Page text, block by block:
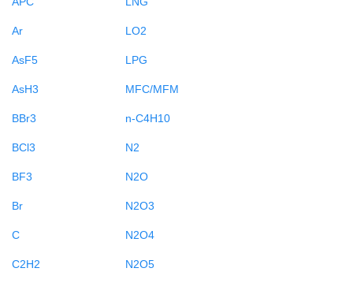
Ar
AsF5
AsH3
BBr3
BCl3
BF3
Br
C
C2H2
LO2
LPG
MFC/MFM
n-C4H10
N2
N2O
N2O3
N2O4
N2O5